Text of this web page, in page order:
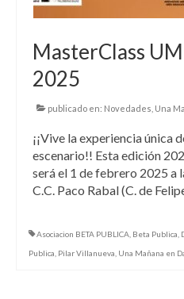
MasterClass
2025
publicado en: Novedades Una
¡¡Vive la experiencia única
escenario!! Esta edición
será el 1 de febrero 2025 a
C.C. Paco Rabal (C. de
Asociacion BETA PUBLICA Beta Publica
Publica Pilar Villanueva Una Mañana en